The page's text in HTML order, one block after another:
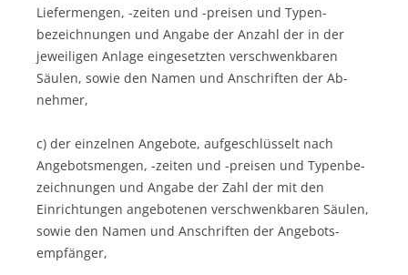
Liefer­mengen, -zeiten und -preisen und Typen­
bezeichnungen und Angabe der Anzahl der in der
jeweiligen Anlage eingesetzten verschwenkbaren
Säulen, sowie den Namen und Anschriften der Ab­
nehmer,
c) der einzelnen Angebote, aufgeschlüsselt nach
Angebots­men­gen, -zeiten und -preisen und Typen­be­
zeich­nungen und Angabe der Zahl der mit den
Einrichtungen angebotenen verschwenkbaren Säulen,
sowie den Namen und Anschriften der Ange­bots­
empfänger,